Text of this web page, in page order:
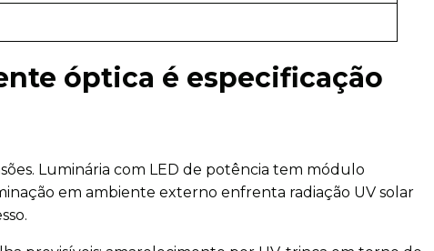
óptica é especificação
Luminária com LED de potência tem módulo
em ambiente externo enfrenta radiação UV solar